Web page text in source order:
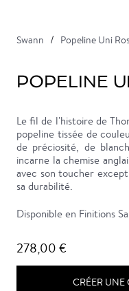
Swann Popeline Uni
POPELINE
Le fil de l'histoire de
popeline tissée de
de préciosité, de
incarne la chemise
avec son toucher
sa durabilité.
Disponible en Finitions
278,00 €
CRÉER UNE